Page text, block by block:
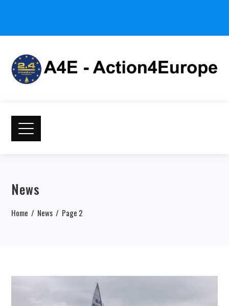
News
Home News Page 2